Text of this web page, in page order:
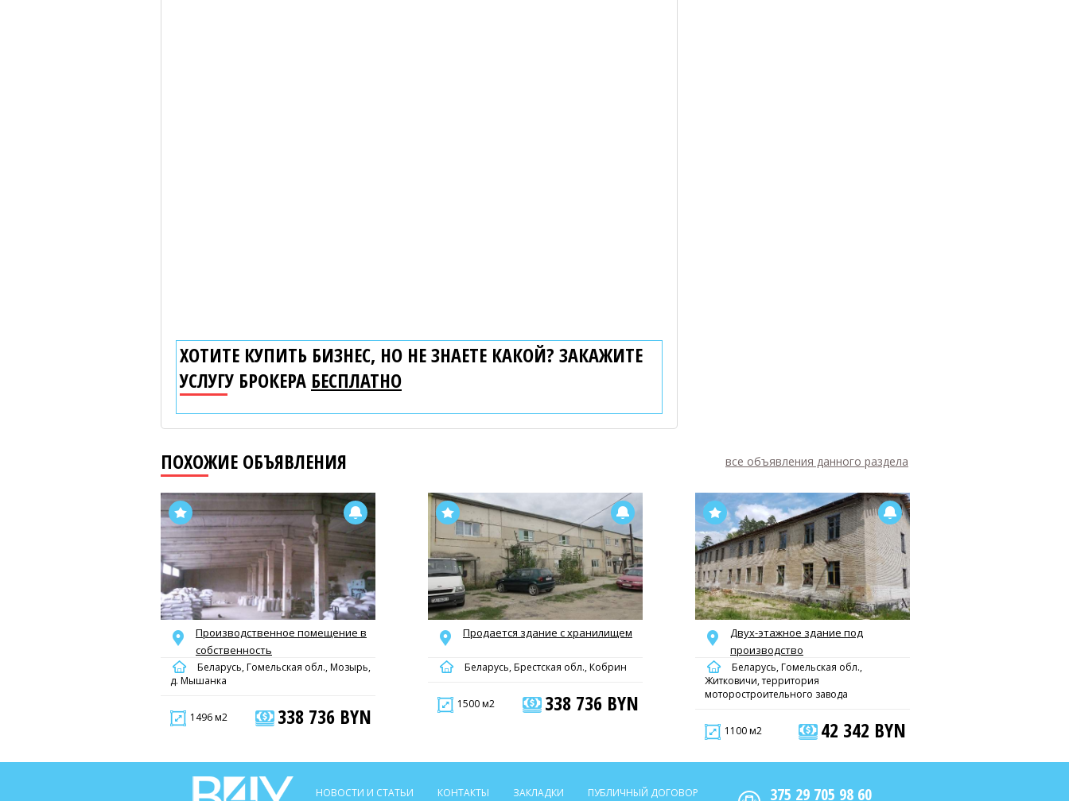
ХОТИТЕ КУПИТЬ БИЗНЕС, НО НЕ ЗНАЕТЕ КАКОЙ? ЗАКАЖИТЕ
УСЛУГУ БРОКЕРА БЕСПЛАТНО
ПОХОЖИЕ ОБЪЯВЛЕНИЯ все объявления данного раздела
Производственное помещение в
собственность
Беларусь, Гомельская обл., Мозырь,
д. Мышанка
1496 м2 338 736 BYN
Продается здание с хранилищем
Беларусь, Брестская обл., Кобрин
1500 м2 338 736 BYN
Двух-этажное здание под
производство
Беларусь, Гомельская обл.,
Житковичи, территория
моторостроительного завода
1100 м2 42 342 BYN
НОВОСТИ И СТАТЬИ КОНТАКТЫ ЗАКЛАДКИ ПУБЛИЧНЫЙ ДОГОВОР 375 29 705 98 60